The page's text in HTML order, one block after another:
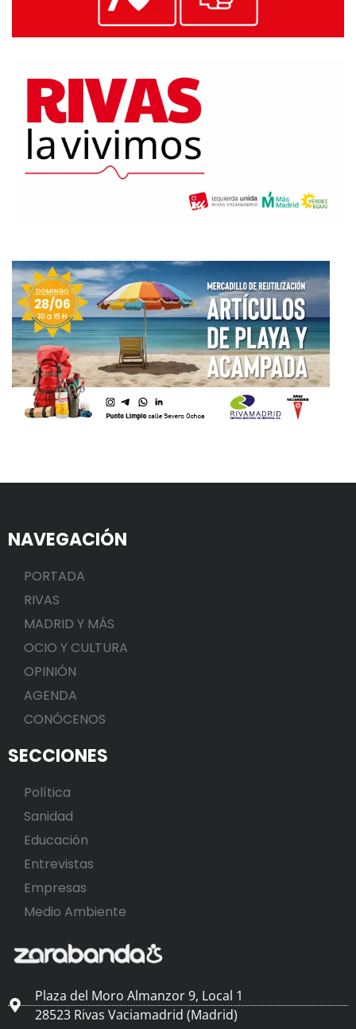
NAVEGACIÓN
PORTADA
RIVAS
MADRID Y MÁS
OCIO Y CULTURA
OPINIÓN
AGENDA
CONÓCENOS
SECCIONES
Política
Sanidad
Educación
Entrevistas
Empresas
Medio Ambiente
Plaza del Moro Almanzor 9, Local 1
28523 Rivas Vaciamadrid (Madrid)